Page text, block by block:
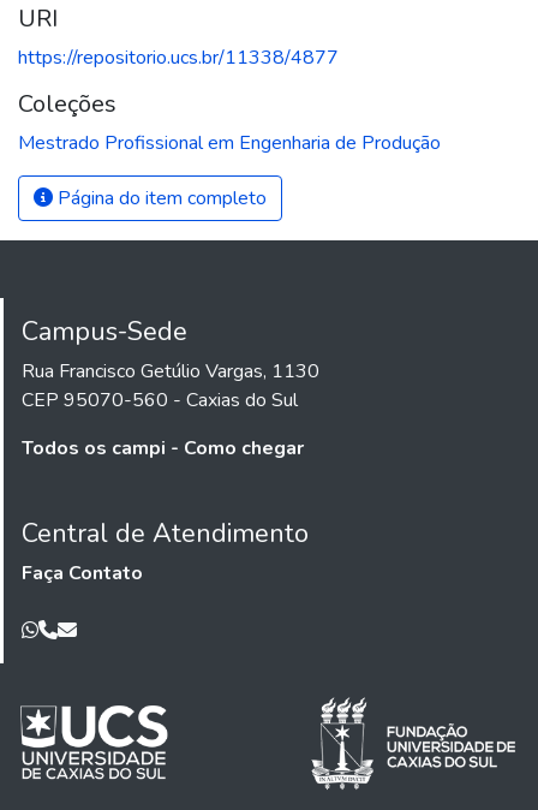
URI
https://repositorio.ucs.br/11338/4877
Coleções
Mestrado Profissional em Engenharia de Produção
Página do item completo
Campus-Sede
Rua Francisco Getúlio Vargas, 1130
CEP 95070-560 - Caxias do Sul
Todos os campi - Como chegar
Central de Atendimento
Faça Contato